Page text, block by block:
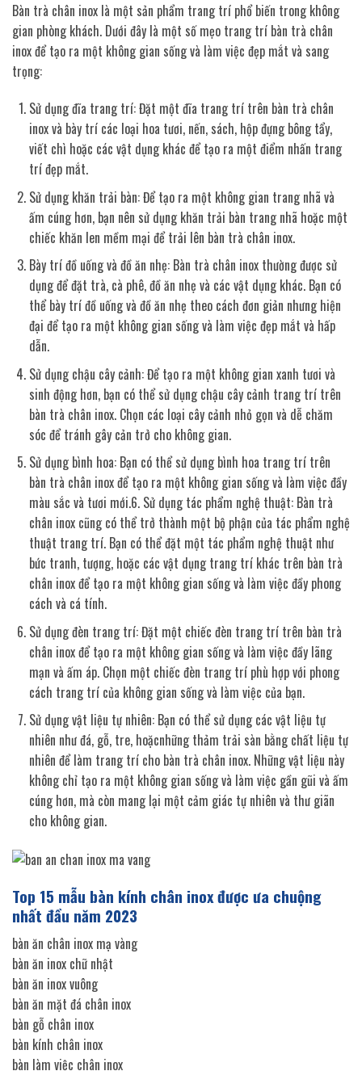
Bàn trà chân inox là một sản phẩm trang trí phổ biến trong không
gian phòng khách. Dưới đây là một số mẹo trang trí bàn trà chân
inox để tạo ra một không gian sống và làm việc đẹp mắt và sang
trọng:
Sử dụng đĩa trang trí: Đặt một đĩa trang trí trên bàn trà chân
inox và bày trí các loại hoa tươi, nến, sách, hộp đựng bông tẩy,
viết chì hoặc các vật dụng khác để tạo ra một điểm nhấn trang
trí đẹp mắt.
Sử dụng khăn trải bàn: Để tạo ra một không gian trang nhã và
ấm cúng hơn, bạn nên sử dụng khăn trải bàn trang nhã hoặc một
chiếc khăn len mềm mại để trải lên bàn trà chân inox.
Bày trí đồ uống và đồ ăn nhẹ: Bàn trà chân inox thường được sử
dụng để đặt trà, cà phê, đồ ăn nhẹ và các vật dụng khác. Bạn có
thể bày trí đồ uống và đồ ăn nhẹ theo cách đơn giản nhưng hiện
đại để tạo ra một không gian sống và làm việc đẹp mắt và hấp
dẫn.
Sử dụng chậu cây cảnh: Để tạo ra một không gian xanh tươi và
sinh động hơn, bạn có thể sử dụng chậu cây cảnh trang trí trên
bàn trà chân inox. Chọn các loại cây cảnh nhỏ gọn và dễ chăm
sóc để tránh gây cản trở cho không gian.
Sử dụng bình hoa: Bạn có thể sử dụng bình hoa trang trí trên
bàn trà chân inox để tạo ra một không gian sống và làm việc đầy
màu sắc và tươi mới.6. Sử dụng tác phẩm nghệ thuật: Bàn trà
chân inox cũng có thể trở thành một bộ phận của tác phẩm nghệ
thuật trang trí. Bạn có thể đặt một tác phẩm nghệ thuật như
bức tranh, tượng, hoặc các vật dụng trang trí khác trên bàn trà
chân inox để tạo ra một không gian sống và làm việc đầy phong
cách và cá tính.
Sử dụng đèn trang trí: Đặt một chiếc đèn trang trí trên bàn trà
chân inox để tạo ra một không gian sống và làm việc đầy lãng
mạn và ấm áp. Chọn một chiếc đèn trang trí phù hợp với phong
cách trang trí của không gian sống và làm việc của bạn.
Sử dụng vật liệu tự nhiên: Bạn có thể sử dụng các vật liệu tự
nhiên như đá, gỗ, tre, hoặcnhững thảm trải sàn bằng chất liệu tự
nhiên để làm trang trí cho bàn trà chân inox. Những vật liệu này
không chỉ tạo ra một không gian sống và làm việc gần gũi và ấm
cúng hơn, mà còn mang lại một cảm giác tự nhiên và thư giãn
cho không gian.
Top 15 mẫu bàn kính chân inox được ưa chuộng
nhất đầu năm 2023
bàn ăn chân inox mạ vàng
bàn ăn inox chữ nhật
bàn ăn inox vuông
bàn ăn mặt đá chân inox
bàn gỗ chân inox
bàn kính chân inox
bàn làm việc chân inox